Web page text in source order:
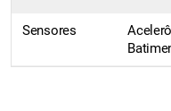
Sensores